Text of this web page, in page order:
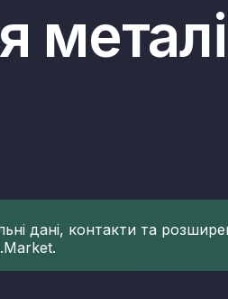
дані, контакти та